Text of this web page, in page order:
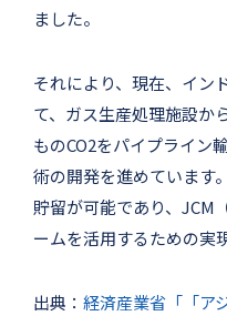
ました。
それにより、現在、イン
て、ガス生産処理施設か
ものCO2をパイプライン
術の開発を進めています
貯留が可能であり、JCM
ームを活用するための実
出典： 経済産業省「「ア